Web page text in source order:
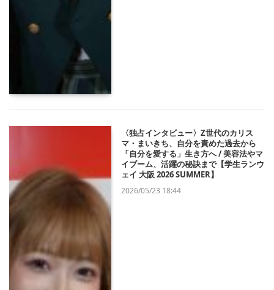
〈独占インタビュー〉Z世代のカリス
マ・まいきち、自分を責めた過去から
「自分を愛する」生き方へ / 美容法やマ
イブーム、活躍の秘訣まで【学生ランウ
ェイ 大阪 2026 SUMMER】
2026/05/23 18:44